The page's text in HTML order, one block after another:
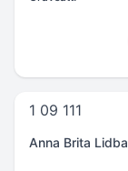
1 09 111
Anna Brita